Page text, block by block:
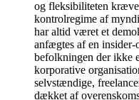
og fleksibiliteten
kontrolregime af
har altid været et
anfægtes af en
befolkningen der ikke
korporative
selvstændige,
dækket af